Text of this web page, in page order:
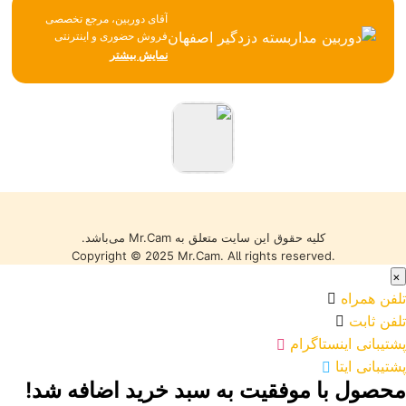
آقای دوربین، مرجع تخصصی
فروش حضوری و اینترنتی
تجهیزات نظارتی، امنیتی و
تکیه بر تجربه، مشاوره
قیمت مناسب عرضه می‌شوند
نمایش بیشتر
کلیه حقوق این سایت متعلق به Mr.Cam می‌باشد.
Copyright © 2025 Mr.Cam. All rights reserved.
×
تلفن همراه
تلفن ثابت
پشتیبانی اینستاگرام
پشتیبانی ایتا
محصول با موفقیت به سبد خرید اضافه شد!